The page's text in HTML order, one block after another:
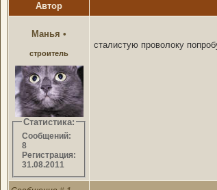
Автор
Манья •
строитель
Статистика:
Сообщений:
8
Регистрация:
31.08.2011
сталистую проволоку